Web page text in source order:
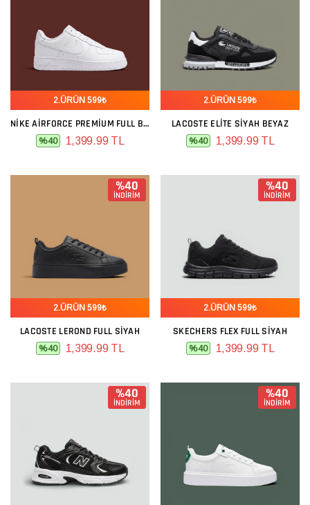
2.ÜRÜN 599₺
NIKE AIRFORCE PREMIUM FULL BEYAZ
%40 1,399.99 TL
2.ÜRÜN 599₺
LACOSTE ELITE SIYAH BEYAZ
%40 1,399.99 TL
%40
İNDİRİM
2.ÜRÜN 599₺
LACOSTE LEROND FULL SIYAH
%40 1,399.99 TL
%40
İNDİRİM
2.ÜRÜN 599₺
SKECHERS FLEX FULL SIYAH
%40 1,399.99 TL
%40
İNDİRİM
%40
İNDİRİM